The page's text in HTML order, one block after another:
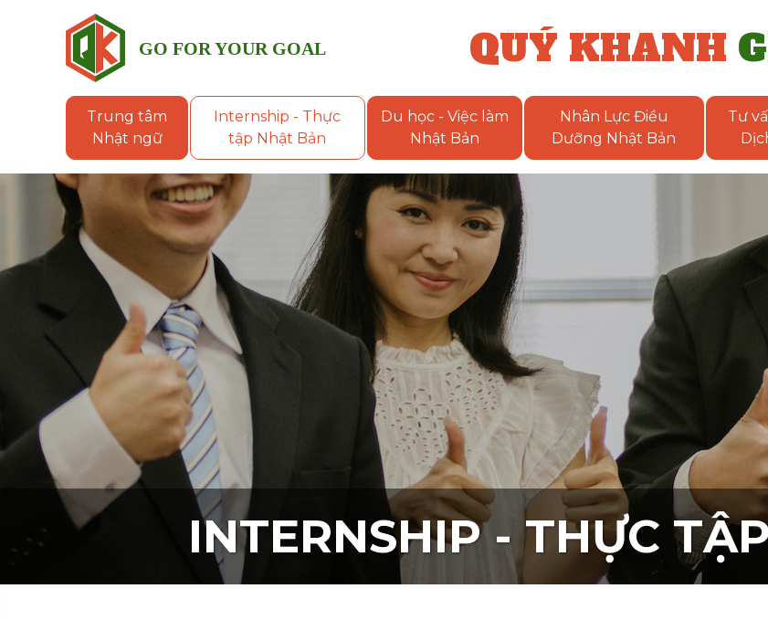
QUÝ
KHANH
GROUP
GO FOR YOUR GOAL QUÝ KHANH
Trung tâm
Nhật ngữ
Internship - Thực
tập Nhật Bản
Du học - Việc làm
Nhật Bản
Nhân Lực Điều
Dưỡng Nhật Bản
Tư
INTERNSHIP - THỰC